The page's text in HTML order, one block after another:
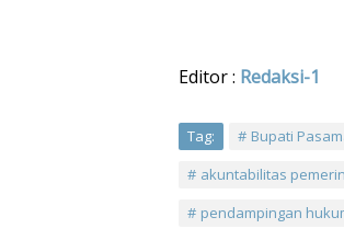
Editor : Redaksi-1
Tag: Bupati
akuntabilitas
pendampingan